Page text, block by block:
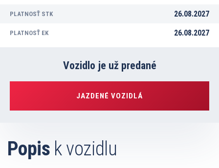
PLATNOSŤ STK 26.08.2027
PLATNOSŤ EK 26.08.2027
Vozidlo je už predané
JAZDENÉ VOZIDLÁ
Popis k vozidlu